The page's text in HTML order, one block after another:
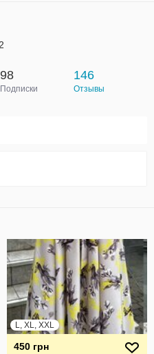
98
Подписки
146
Отзывы
L, XL, XXL
450 грн